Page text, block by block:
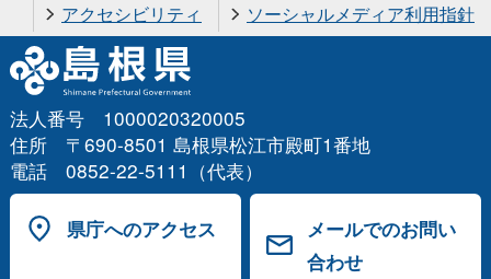
アクセシビリティ
ソーシャルメディア利用指針
法人番号 1000020320005
住所 〒690-8501 島根県松江市殿町1番地
電話 0852-22-5111（代表）
県庁へのアクセス
メールでのお問い
合わせ